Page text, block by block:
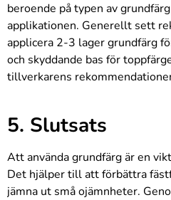
beroende på typen av
applikationen. Generellt sett
applicera 2-3 lager grundfärg
och skyddande bas för
tillverkarens
5. Slutsats
Att använda grundfärg är en
Det hjälper till att förbättra
jämna ut små ojämnheter.